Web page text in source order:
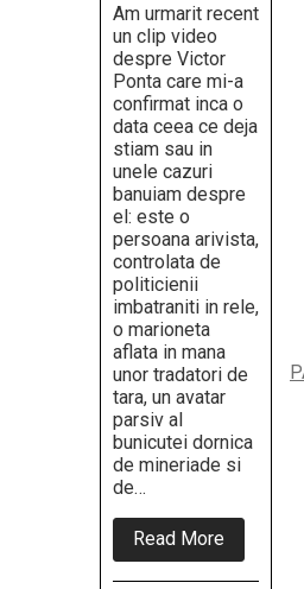
Am urmarit recent
un clip video
despre Victor
Ponta care mi-a
confirmat inca o
data ceea ce deja
stiam sau in
unele cazuri
banuiam despre
el: este o
persoana arivista,
controlata de
politicienii
imbatraniti in rele,
o marioneta
aflata in mana
unor tradatori de
tara, un avatar
parsiv al
bunicutei dornica
de mineriade si
de…
Read More
10
motive